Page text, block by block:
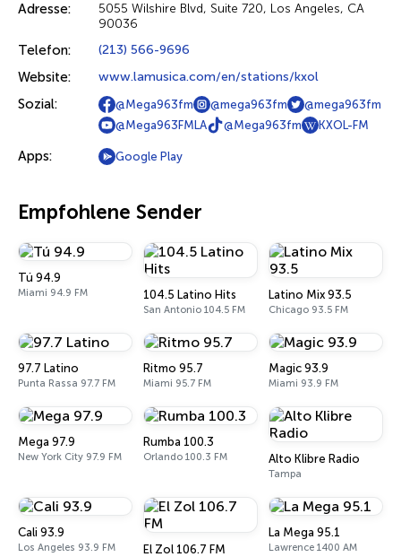
Adresse:
5055 Wilshire Blvd, Suite 720, Los Angeles, CA
90036
Telefon: (213) 566-9696
Website: www.lamusica.com/en/stations/kxol
Sozial: @Mega963fm @mega963fm
@mega963fm
@Mega963FMLA
@Mega963fm KXOL-FM
Apps: Google Play
Empfohlene Sender
Tú 94.9
Miami 94.9 FM 104.5 Latino Hits
San Antonio 104.5 FM
Latino Mix 93.5
Chicago 93.5 FM
97.7 Latino
Punta Rassa 97.7 FM
Ritmo 95.7
Miami 95.7 FM
Magic 93.9
Miami 93.9 FM
Mega 97.9
New York City 97.9 FM
Rumba 100.3
Orlando 100.3 FM Alto Klibre Radio
Tampa
Cali 93.9
Los Angeles 93.9 FM El Zol 106.7 FM
La Mega 95.1
Lawrence 1400 AM